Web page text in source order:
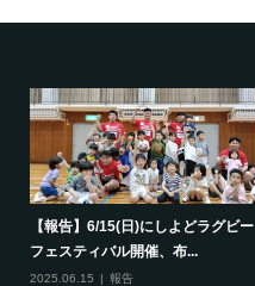
【報告】6/15(日)にしよどラグビー
フェスティバル開催、布...
2025.06.15 報告